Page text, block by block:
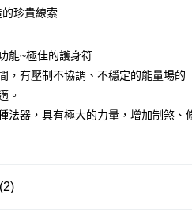
含以上)免運費
含以上)免運費
珍貴線索
能~極佳的護身符
，有壓制不協調、不穩定的能量場的
。
法器，具有極大的力量，增加制煞、